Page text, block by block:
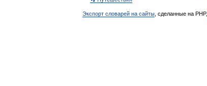
Экспорт словарей на сайты , сделанные на PHP,